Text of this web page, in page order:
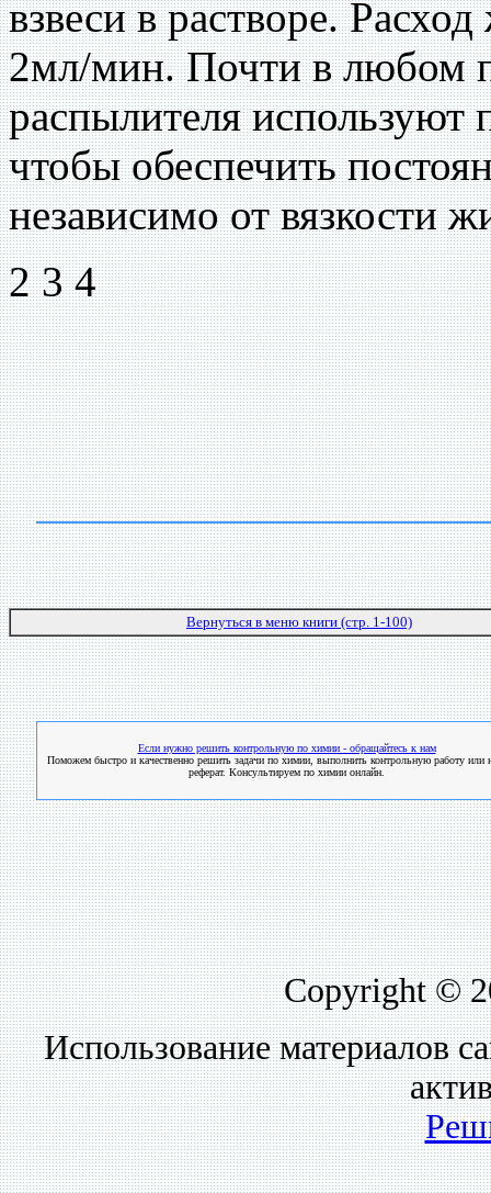
взвеси в растворе.
2мл/мин. Почти в любом
распылителя используют
чтобы обеспечить
независимо от вязкости
2 3 4
Вернуться в меню книги (стр. 1-100)
Если нужно решить контрольную по химии - обращайтесь к нам
Поможем быстро и качественно решить задачи по химии, выполнить контрольную работу или
реферат. Консультируем по химии онлайн.
Copyright ©
Использование материалов